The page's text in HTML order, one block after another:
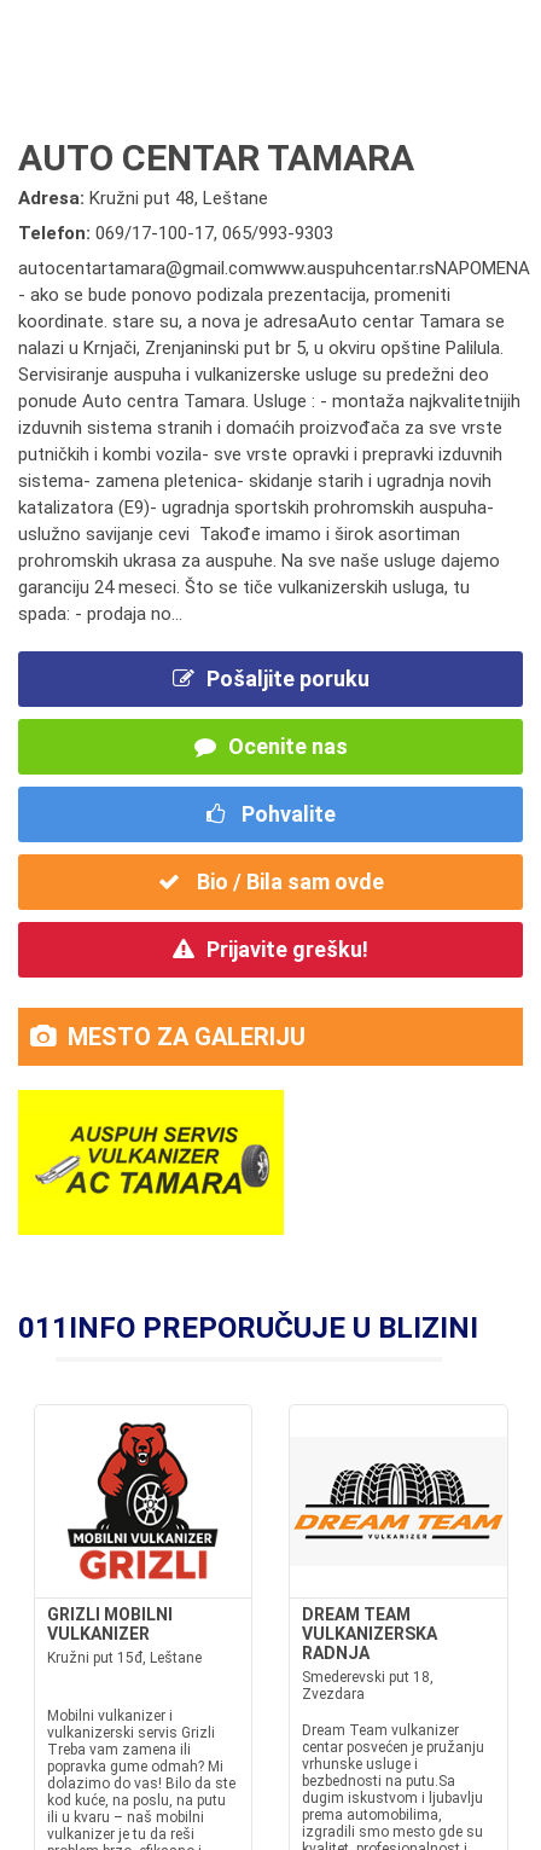
AUTO CENTAR TAMARA
Adresa: Kružni put 48, Leštane
Telefon: 069/17-100-17, 065/993-9303
autocentartamara@gmail.comwww.auspuhcentar.rsNAPOMENA
- ako se bude ponovo podizala prezentacija, promeniti
koordinate. stare su, a nova je adresaAuto centar Tamara se
nalazi u Krnjači, Zrenjaninski put br 5, u okviru opštine Palilula.
Servisiranje auspuha i vulkanizerske usluge su predežni deo
ponude Auto centra Tamara. Usluge : - montaža najkvalitetnijih
izduvnih sistema stranih i domaćih proizvođača za sve vrste
putničkih i kombi vozila- sve vrste opravki i prepravki izduvnih
sistema- zamena pletenica- skidanje starih i ugradnja novih
katalizatora (E9)- ugradnja sportskih prohromskih auspuha-
uslužno savijanje cevi Takođe imamo i širok asortiman
prohromskih ukrasa za auspuhe. Na sve naše usluge dajemo
garanciju 24 meseci. Što se tiče vulkanizerskih usluga, tu
spada: - prodaja no...
Pošaljite poruku
Ocenite nas
Pohvalite
Bio / Bila sam ovde
Prijavite grešku!
MESTO ZA GALERIJU
011INFO PREPORUČUJE U BLIZINI
GRIZLI MOBILNI
VULKANIZER
Kružni put 15đ, Leštane
Mobilni vulkanizer i
vulkanizerski servis Grizli
Treba vam zamena ili
popravka gume odmah? Mi
dolazimo do vas! Bilo da ste
kod kuće, na poslu, na putu
ili u kvaru – naš mobilni
vulkanizer je tu da reši
DREAM TEAM
VULKANIZERSKA
RADNJA
Smederevski put 18,
Zvezdara
Dream Team vulkanizer
centar posvećen je pružanju
vrhunske usluge i
bezbednosti na putu.Sa
dugim iskustvom i ljubavlju
prema automobilima,
izgradili smo mesto gde su